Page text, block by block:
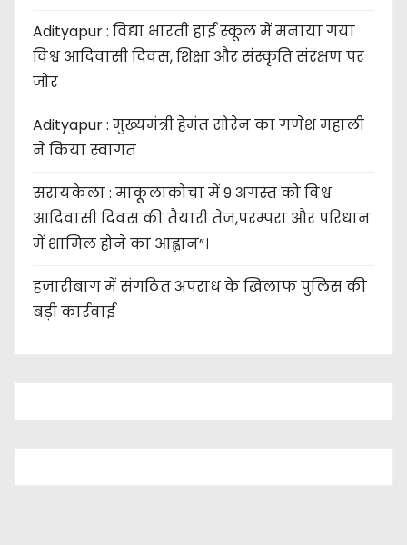
Adityapur : विद्या भारती हाई स्कूल में मनाया गया
विश्व आदिवासी दिवस, शिक्षा और संस्कृति संरक्षण पर
जोर
Adityapur : मुख्यमंत्री हेमंत सोरेन का गणेश महाली
ने किया स्वागत
सरायकेला : माकूलाकोचा में 9 अगस्त को विश्व
आदिवासी दिवस की तैयारी तेज,परम्परा और परिधान
में शामिल होने का आह्वान”।
हजारीबाग में संगठित अपराध के खिलाफ पुलिस की
बड़ी कार्रवाई